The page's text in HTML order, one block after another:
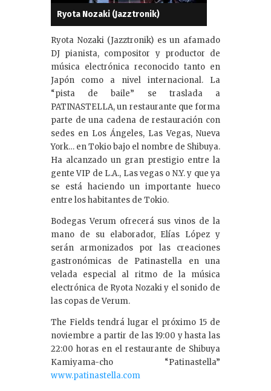
Ryota Nozaki (Jazztronik)
Ryota Nozaki (Jazztronik) es un afamado
DJ pianista, compositor y productor de
música electrónica reconocido tanto en
Japón como a nivel internacional. La
“pista de baile” se traslada a
PATINASTELLA, un restaurante que forma
parte de una cadena de restauración con
sedes en Los Ángeles, Las Vegas, Nueva
York… en Tokio bajo el nombre de Shibuya.
Ha alcanzado un gran prestigio entre la
gente VIP de L.A., Las vegas o N.Y. y que ya
se está haciendo un importante hueco
entre los habitantes de Tokio.
Bodegas Verum ofrecerá sus vinos de la
mano de su elaborador, Elías López y
serán armonizados por las creaciones
gastronómicas de Patinastella en una
velada especial al ritmo de la música
electrónica de Ryota Nozaki y el sonido de
las copas de Verum.
The Fields tendrá lugar el próximo 15 de
noviembre a partir de las 19:00 y hasta las
22:00 horas en el restaurante de Shibuya
Kamiyama-cho “Patinastella”
www.patinastella.com